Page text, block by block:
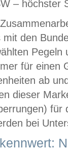
– höchster
mit den
für einen
ab
dieser
für
bei